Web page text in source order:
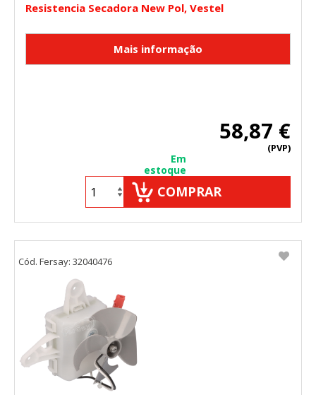
Resistencia Secadora New Pol, Vestel
58,87 €
(PVP)
Em
estoque
COMPRAR
Cód. Fersay: 32040476